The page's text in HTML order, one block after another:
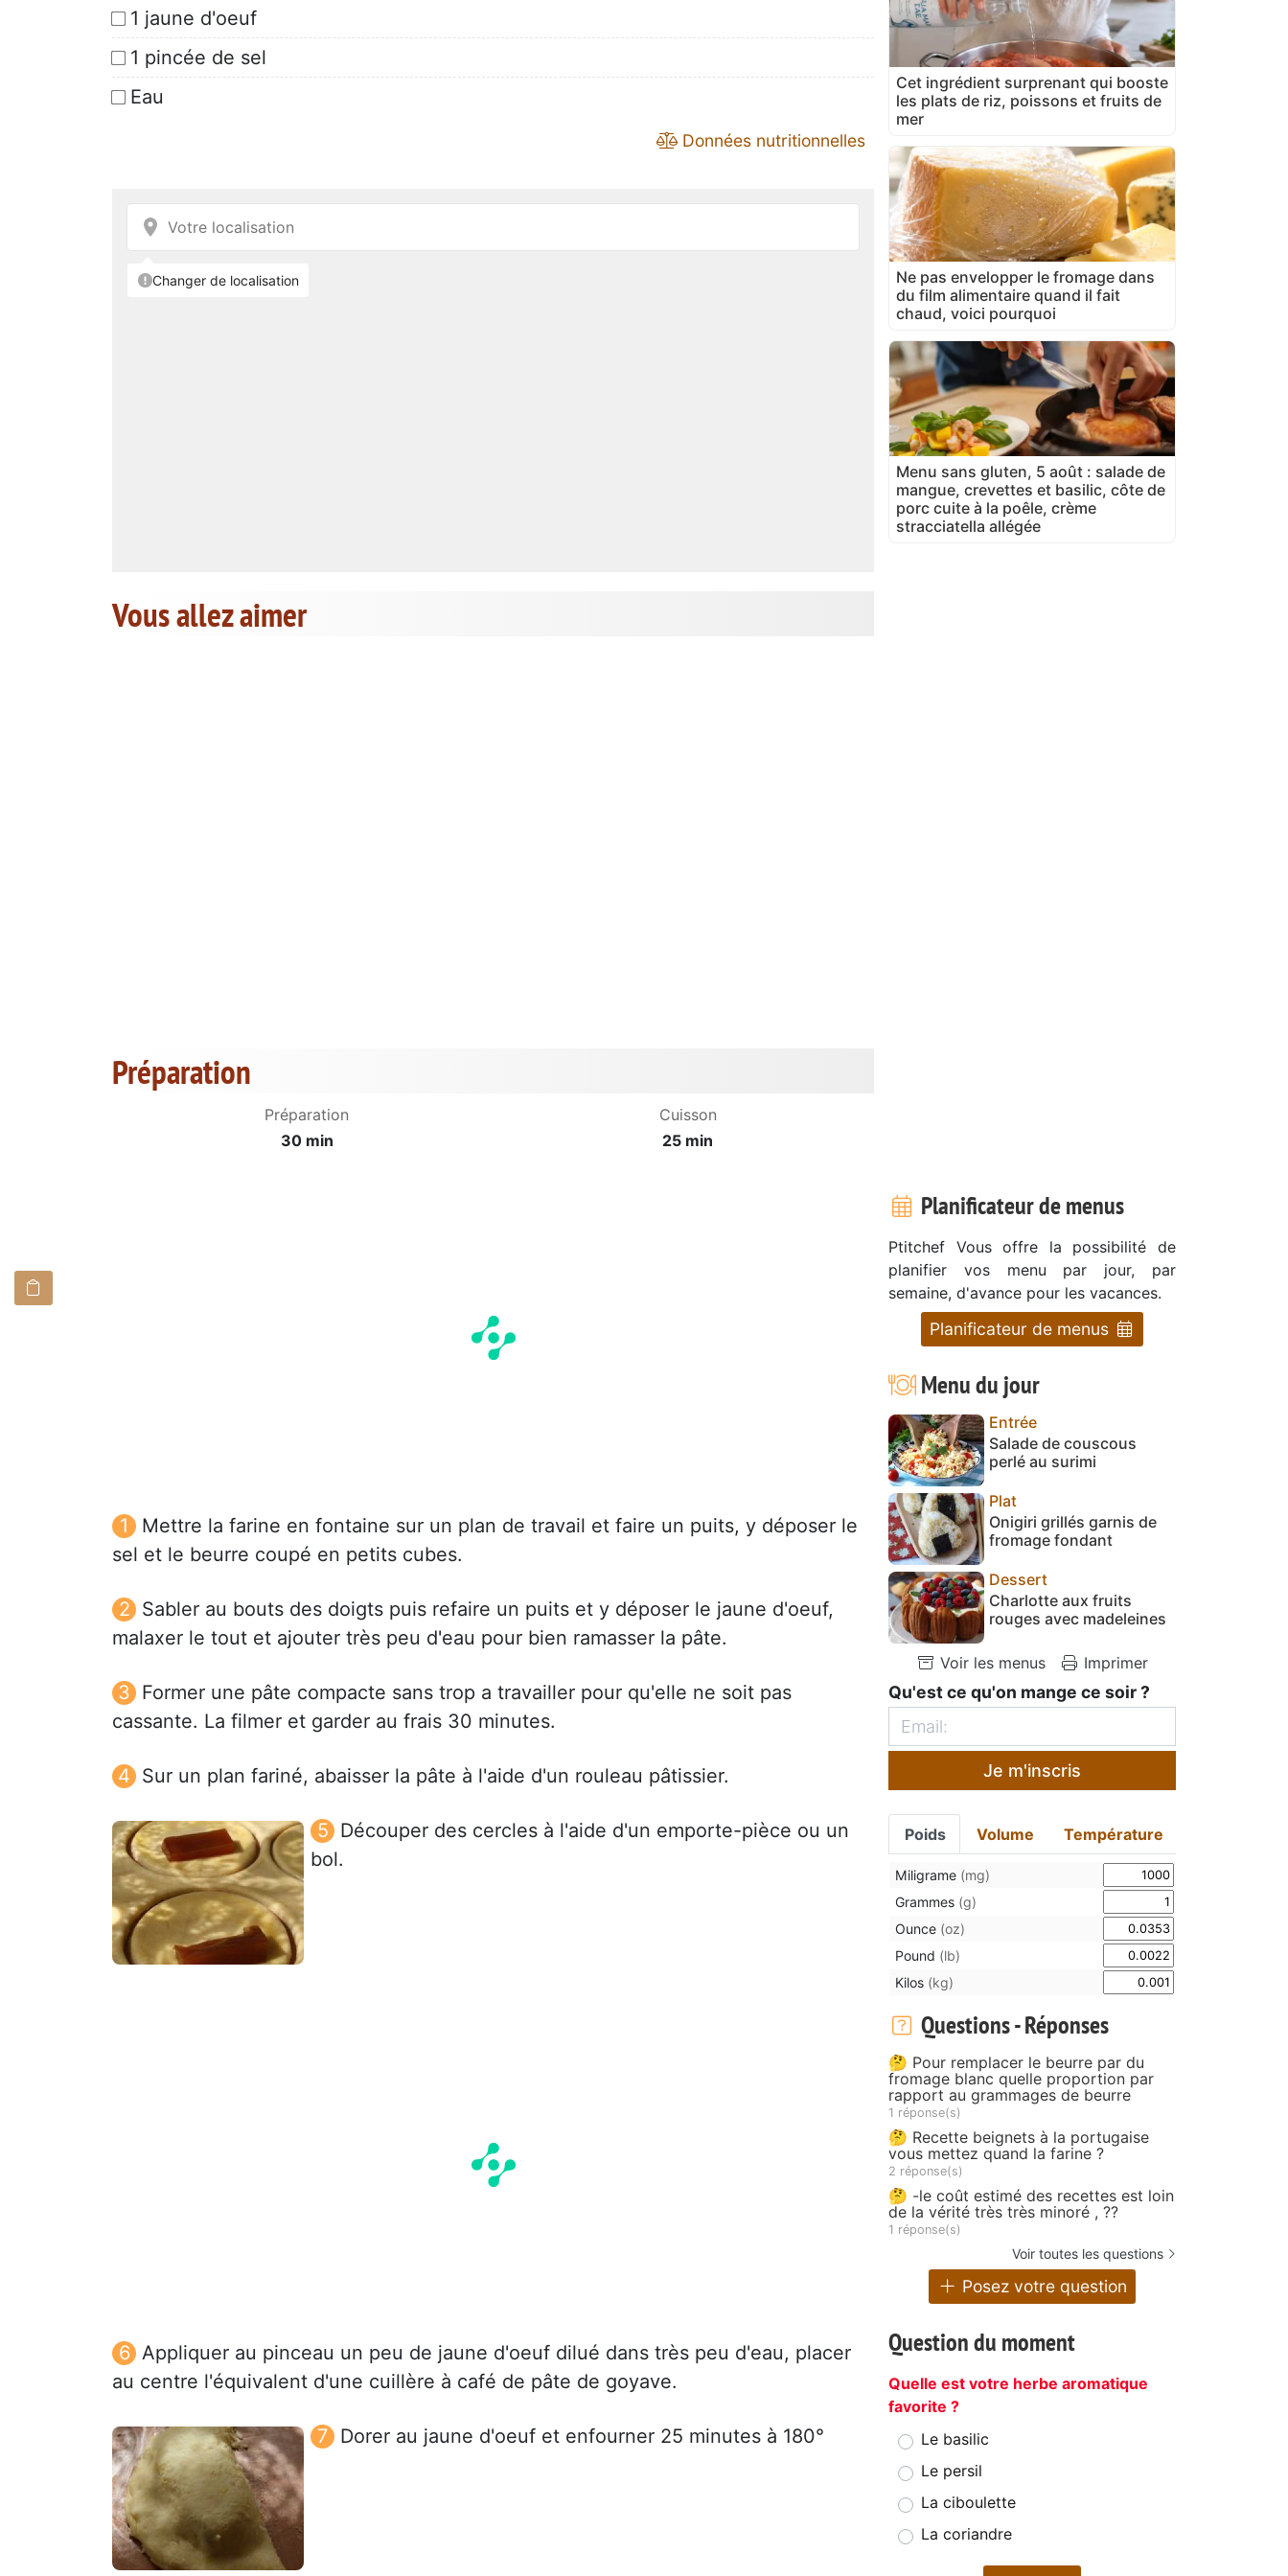
1 jaune d'oeuf
1 pincée de sel
Eau
Données nutritionnelles
Vous allez aimer
Préparation
Préparation
30 min
Cuisson
25 min
Mettre la farine en fontaine sur un plan de travail et faire un puits, y déposer le
sel et le beurre coupé en petits cubes.
Sabler au bouts des doigts puis refaire un puits et y déposer le jaune d'oeuf,
malaxer le tout et ajouter très peu d'eau pour bien ramasser la pâte.
Former une pâte compacte sans trop a travailler pour qu'elle ne soit pas
cassante. La filmer et garder au frais 30 minutes.
Sur un plan fariné, abaisser la pâte à l'aide d'un rouleau pâtissier.
Découper des cercles à l'aide d'un emporte-pièce ou un
bol.
Appliquer au pinceau un peu de jaune d'oeuf dilué dans très peu d'eau, placer
au centre l'équivalent d'une cuillère à café de pâte de goyave.
Dorer au jaune d'oeuf et enfourner 25 minutes à 180°
Cet ingrédient surprenant qui booste
les plats de riz, poissons et fruits de
mer
Ne pas envelopper le fromage dans
du film alimentaire quand il fait
chaud, voici pourquoi
Menu sans gluten, 5 août : salade de
mangue, crevettes et basilic, côte de
porc cuite à la poêle, crème
stracciatella allégée
Planificateur de menus
Ptitchef Vous offre la possibilité de
planifier vos menu par jour, par
semaine, d'avance pour les vacances.
Planificateur de menus
Menu du jour
Entrée
Salade de couscous
perlé au surimi
Plat
Onigiri grillés garnis de
fromage fondant
Dessert
Charlotte aux fruits
rouges avec madeleines
Voir les menus Imprimer
Qu'est ce qu'on mange ce soir ?
Je m'inscris
Poids Volume Température
Miligrame (mg)
Grammes (g)
Ounce (oz)
Pound (lb)
Kilos (kg)
Questions - Réponses
🤔 Pour remplacer le beurre par du
fromage blanc quelle proportion par
rapport au grammages de beurre
1 réponse(s)
🤔 Recette beignets à la portugaise
vous mettez quand la farine ?
2 réponse(s)
🤔 -le coût estimé des recettes est loin
de la vérité très très minoré , ??
1 réponse(s)
Voir toutes les questions
Posez votre question
Question du moment
Quelle est votre herbe aromatique
favorite ?
Le basilic
Le persil
La ciboulette
La coriandre